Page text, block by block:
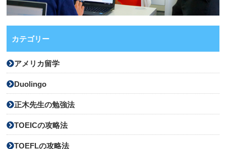
カテゴリー
アメリカ留学
Duolingo
正木先生の勉強法
TOEICの攻略法
TOEFLの攻略法